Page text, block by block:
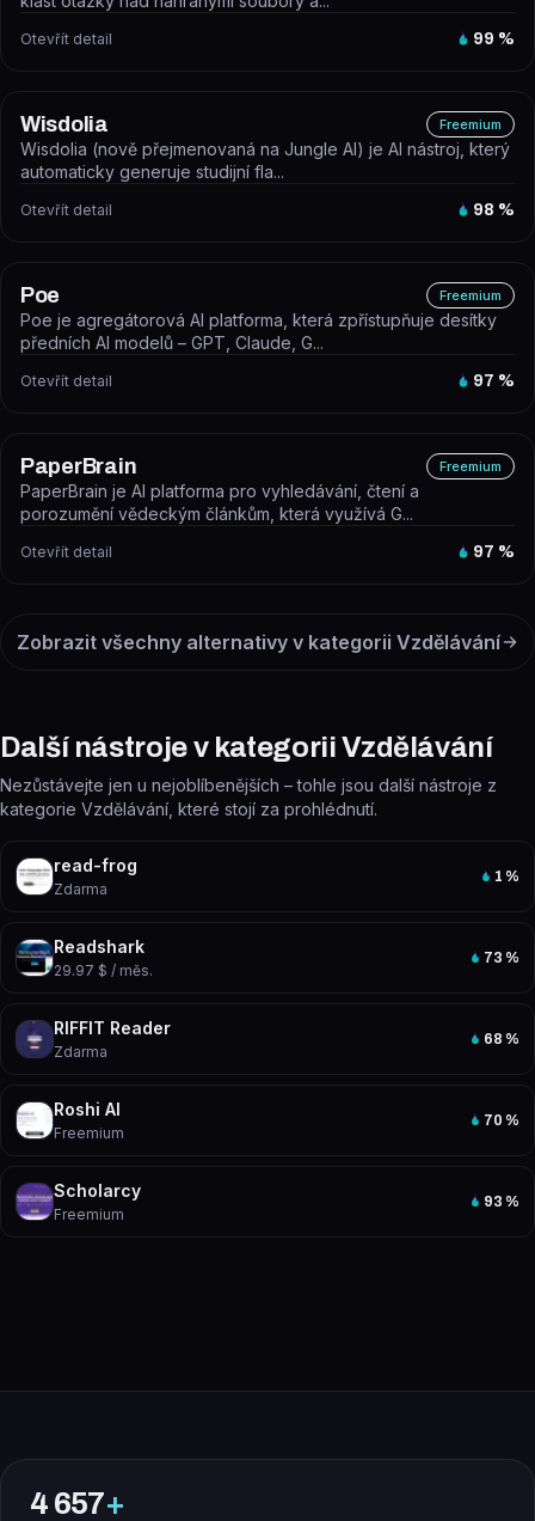
Otevřít detail 99 %
Wisdolia Freemium
Wisdolia (nově přejmenovaná na Jungle AI) je AI nástroj, který
automaticky generuje studijní fla...
Otevřít detail 98 %
Poe Freemium
Poe je agregátorová AI platforma, která zpřístupňuje desítky
předních AI modelů – GPT, Claude, G...
Otevřít detail 97 %
PaperBrain Freemium
PaperBrain je AI platforma pro vyhledávání, čtení a
porozumění vědeckým článkům, která využívá G...
Otevřít detail 97 %
Zobrazit všechny alternativy v kategorii Vzdělávání
Další nástroje v kategorii Vzdělávání
Nezůstávejte jen u nejoblíbenějších – tohle jsou další nástroje z
kategorie Vzdělávání, které stojí za prohlédnutí.
read-frog
Zdarma
1 %
Readshark
29.97 $ / měs.
73 %
RIFFIT Reader
Zdarma
68 %
Roshi AI
Freemium
70 %
Scholarcy
Freemium
93 %
4 657+